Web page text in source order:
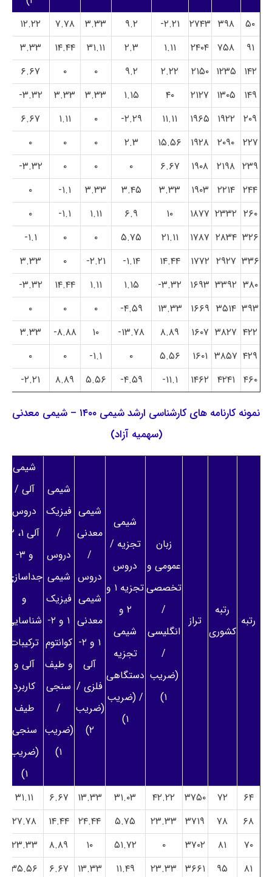
۵۰
۳۹۸ ۲۷۴۳ ۲.۲۱- ۹.۲ ۳.۳۳ ۷.۷۸
۱۲.۲۲
۹۱
۷۵۸ ۲۴۰۴ ۱.۱۱ ۲.۳ ۳۱.۱۱ ۱۴.۴۴
۳.۳۳
۱۴۲ ۱۲۳۵ ۲۱۵۰ ۲.۲۲ ۹.۲ ۰ ۰
۶.۶۷
۱۴۹
۱۳۰۵ ۲۱۲۷ ۴۰ ۱.۱۵ ۳.۳۳ ۳.۳۳
۳.۳۲-
۲۰۹ ۱۹۲۲ ۱۹۶۵ ۱۱.۱۱ ۲.۲۹- ۰ ۱.۱۱
۶.۶۷
۲۲۷ ۲۰۹۰ ۱۹۲۸ ۱۵.۵۶ ۲.۳ ۰ ۰
۰
۲۳۹ ۲۱۹۸ ۱۹۰۸ ۶.۶۷ ۰ ۰ ۰
۳.۳۲-
۲۴۴ ۲۲۱۴ ۱۹۰۳ ۳.۳۳ ۳.۴۵ ۳.۳۳ ۱.۱-
۰
۲۶۰ ۲۳۳۲ ۱۸۷۷ ۱۰ ۶.۹ ۱.۱۱ ۱.۱-
۰
۳۲۶ ۲۸۳۴ ۱۷۸۷ ۲۱.۱۱ ۵.۷۵ ۰ ۰
۱.۱-
۳۳۶ ۲۹۲۷ ۱۷۷۲ ۱۴.۴۴ ۱.۱۴- ۲.۲۱- ۰
۳.۳۳
۳۸۰ ۳۳۹۲ ۱۶۹۳ ۳.۳۲- ۱.۱۵ ۱.۱۱ ۱۴.۴۴
۳.۳۲-
۳۹۳ ۳۵۱۴ ۱۶۶۹ ۱۳.۳۳ ۴.۵۹- ۰ ۰
۰
۴۲۲ ۳۸۲۷ ۱۶۰۷ ۸.۸۹ ۱۳.۷۸- ۱۰ ۸.۸۸-
۳.۳۳
۴۲۹ ۳۸۵۷ ۱۶۰۱ ۵.۵۶ ۰ ۱.۱- ۰
۰
۴۶۰ ۴۲۴۱ ۱۴۶۲ ۱۱.۱- ۴.۵۹- ۵.۵۶ ۸.۸۹ ۲.۲۱-
نمونه کارنامه های کارشناسی ارشد شیمی ۱۴۰۰ – شیمی معدنی
(سهمیه آزاد)
رتبه
رتبه
کشوری
تراز
زبان
عمومی و
تخصصی
/
انگلیسی
/
(ضریب
۱)
شیمی
تجزیه /
دروس
تجزیه ۱ و
۲ و
شیمی
تجزیه
دستگاهی
/ (ضریب
۱)
شیمی
معدنی
/
دروس
شیمی
معدنی
۱ و ۲-
آلی
فلزی /
(ضریب
۲)
شیمی
فیزیک
/
دروس
شیمی
فیزیک
۱ و ۲-
کوانتوم
و طیف
سنجی
/
(ضریب
۱)
شیمی
آلی /
دروس
آلی ۱، ۲
و ۳-
جداسازی
و
شناسایی
ترکیبات
آلی و
کاربرد
طیف
سنجی
(ضریب
۱)
۶۴
۷۲ ۳۷۵۰ ۴۲.۲۲ ۳۱.۰۳ ۱۳.۳۳ ۶.۶۷
۳۱.۱۱
۶۸
۷۸ ۳۷۱۹ ۲۳.۳۳ ۵.۷۵ ۲۴.۴۴ ۱۴.۴۴
۲۷.۷۸
۷۰
۸۱ ۳۷۰۲ ۰ ۵۱.۷۲ ۱۰ ۸.۸۹
۲۳.۳۳
۸۱
۹۵ ۳۶۶۱ ۲۳.۳۳ ۱۱.۴۹ ۱۳.۳۳ ۶.۶۷
۳۵.۵۶